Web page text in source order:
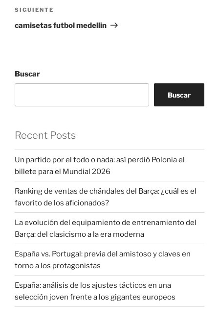
Siguiente
entrada
SIGUIENTE
camisetas futbol medellin
Buscar
Buscar
Recent Posts
Un partido por el todo o nada: así perdió Polonia el
billete para el Mundial 2026
Ranking de ventas de chándales del Barça: ¿cuál es el
favorito de los aficionados?
La evolución del equipamiento de entrenamiento del
Barça: del clasicismo a la era moderna
España vs. Portugal: previa del amistoso y claves en
torno a los protagonistas
España: análisis de los ajustes tácticos en una
selección joven frente a los gigantes europeos